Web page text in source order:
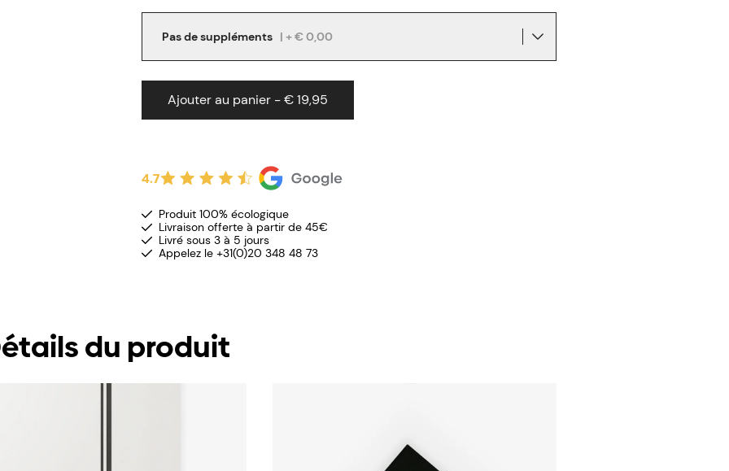
Pas de suppléments | + € 0,00
Ajouter au panier - € 19,95
4.7
Produit 100% écologique
Livraison offerte à partir de 45€
Livré sous 3 à 5 jours
Appelez le +31(0)20 348 48 73
du produit